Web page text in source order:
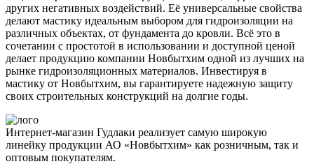
других негативных воздействий. Её универсальные свойства
делают мастику идеальным выбором для гидроизоляции на
различных объектах, от фундамента до кровли. Всё это в
сочетании с простотой в использовании и доступной ценой
делает продукцию компании Новбытхим одной из лучших на
рынке гидроизоляционных материалов. Инвестируя в
мастику от Новбытхим, вы гарантируете надежную защиту
своих строительных конструкций на долгие годы.
Интернет-магазин Гудлаки реализует самую широкую
линейку продукции АО «Новбытхим» как розничным, так и
оптовым покупателям.